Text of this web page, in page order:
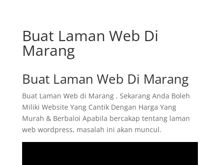
Buat Laman Web Di
Marang
Buat Laman Web Di Marang
Buat Laman Web di Marang , Sekarang Anda Boleh
Miliki Website Yang Cantik Dengan Harga Yang
Murah & Berbaloi Apabila bercakap tentang laman
web wordpress, masalah ini akan muncul.